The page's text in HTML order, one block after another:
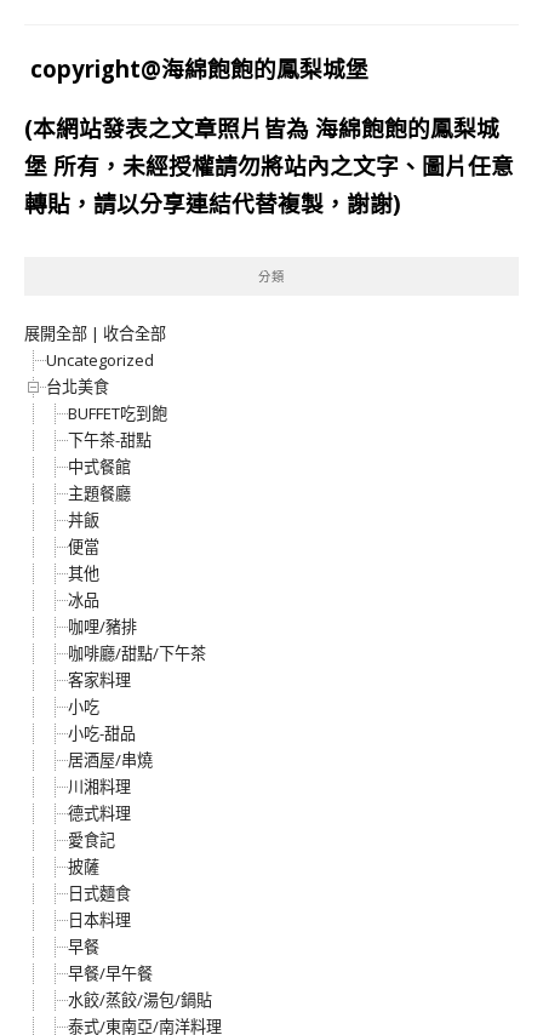
copyright@海綿飽飽的鳳梨城堡
(本網站發表之文章照片皆為 海綿飽飽的鳳梨城
堡 所有，未經授權請勿將站內之文字、圖片任意
轉貼，請以分享連結代替複製，謝謝)
分類
展開全部 | 收合全部
Uncategorized
台北美食
BUFFET吃到飽
下午茶-甜點
中式餐館
主題餐廳
丼飯
便當
其他
冰品
咖哩/豬排
咖啡廳/甜點/下午茶
客家料理
小吃
小吃-甜品
居酒屋/串燒
川湘料理
德式料理
愛食記
披薩
日式麵食
日本料理
早餐
早餐/早午餐
水餃/蒸餃/湯包/鍋貼
泰式/東南亞/南洋料理